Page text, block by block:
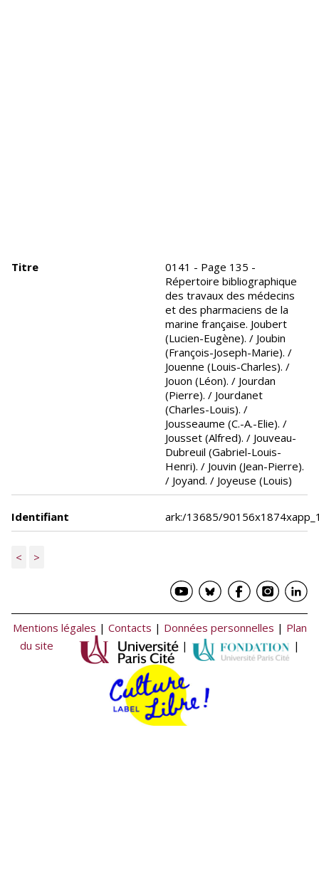
Titre
0141 - Page 135 -
Répertoire bibliographique
des travaux des médecins
et des pharmaciens de la
marine française. Joubert
(Lucien-Eugène). / Joubin
(François-Joseph-Marie). /
Jouenne (Louis-Charles). /
Jouon (Léon). / Jourdan
(Pierre). / Jourdanet
(Charles-Louis). /
Jousseaume (C.-A.-Elie). /
Jousset (Alfred). / Jouveau-
Dubreuil (Gabriel-Louis-
Henri). / Jouvin (Jean-Pierre).
/ Joyand. / Joyeuse (Louis)
Identifiant ark:/13685/
< >
Mentions légales | Contacts | Données personnelles | Plan
du site
| |